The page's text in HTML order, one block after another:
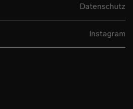
Datenschutz
Instagram